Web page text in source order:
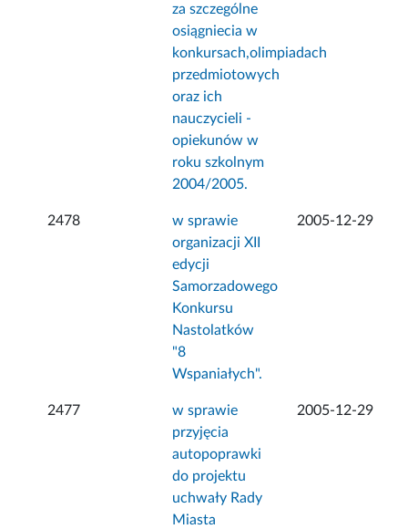
za szczególne
osiągniecia w
konkursach,olimpiadach
przedmiotowych
oraz ich
nauczycieli -
opiekunów w
roku szkolnym
2004/2005.
2478
w sprawie
organizacji XII
edycji
Samorzadowego
Konkursu
Nastolatków
"8
Wspaniałych".
2005-12-29
2477
w sprawie
przyjęcia
autopoprawki
do projektu
uchwały Rady
Miasta
2005-12-29